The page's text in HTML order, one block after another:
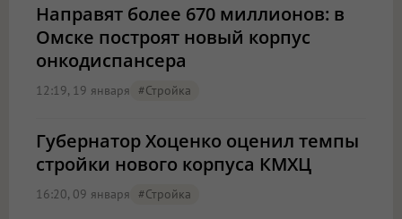
Направят более 670 миллионов: в
Омске построят новый корпус
онкодиспансера
12:19, 19 января #стройка
Губернатор Хоценко оценил темпы
стройки нового корпуса КМХЦ
16:20, 09 января #стройка